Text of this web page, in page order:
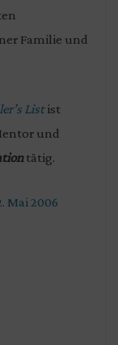
Familie und
Listist
und
tätig.
Mai 2006